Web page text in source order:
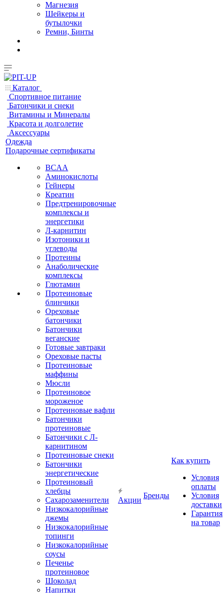
Магнезия
Шейкеры и
бутылочки
Ремни, Бинты
Каталог
Спортивное питание
Батончики и снеки
Витамины и Минералы
Красота и долголетие
Аксессуары
Одежда
Подарочные сертификаты
BCAA
Аминокислоты
Гейнеры
Креатин
Предтренировочные
комплексы и
энергетики
Л-карнитин
Изотоники и
углеводы
Протеины
Анаболические
комплексы
Глютамин
Протеиновые
блинчики
Ореховые
батончики
Батончики
веганские
Готовые завтраки
Ореховые пасты
Протеиновые
маффины
Мюсли
Протеиновое
мороженое
Протеиновые вафли
Батончики
протеиновые
Батончики с Л-
карнитином
Протеиновые снеки
Батончики
энергетические
Протеиновый
хлебцы
Сахарозаменители
Низкокалорийные
джемы
Низкокалорийные
топинги
Низкокалорийные
соусы
Печенье
протеиновое
Шоколад
Напитки
Акции
Бренды
Как купить
Условия
оплаты
Условия
доставки
Гарантия
на товар